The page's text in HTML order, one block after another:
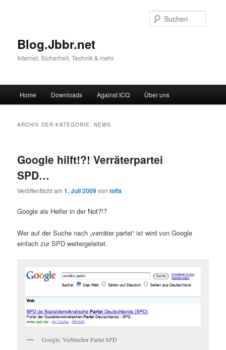
Blog.Jbbr.net
Internet, Sicherheit, Technik & mehr
Zum
Zum
wechseln
Home Downloads Against ICQ Über uns
ARCHIV DER KATEGORIE:NEWS
Google hilft!?! Verräterpartei
SPD…
Veröffentlicht am1. Juli 2009vontofix
Google als Helfer in der Not?!?
Wer auf der Suche nach „verräter partei“ ist wird von Google
einfach zur SPD weitergeleitet.
Google: Verbrecher Partei SPD